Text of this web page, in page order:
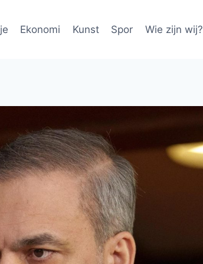
Ekonomi Kunst Spor Wie zijn wij?